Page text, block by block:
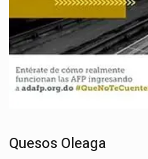
Quesos Oleaga